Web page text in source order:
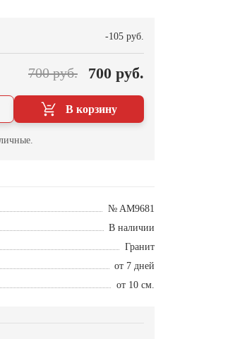
-105 руб.
700 руб. 700 руб.
В корзину
№ AM9681
В наличии
Гранит
от 7 дней
от 10 см.